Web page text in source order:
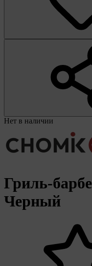
Нет в наличии
Гриль-
Черный